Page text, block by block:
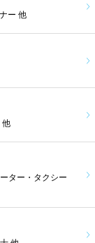
ー 他
他
ター・タクシー